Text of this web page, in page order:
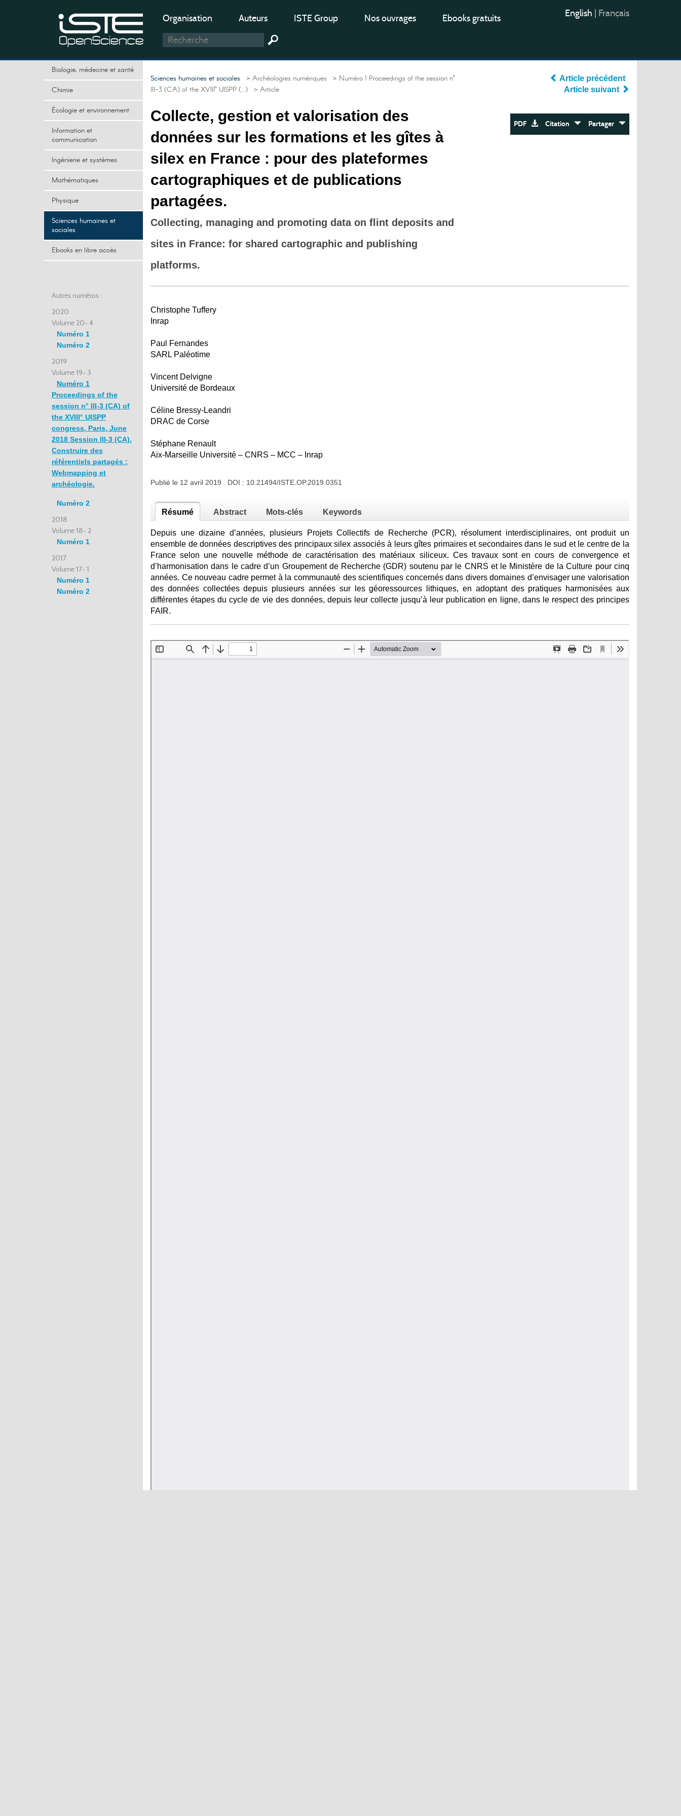
Organisation Auteurs ISTE Group Nos ouvrages Ebooks gratuits English Français
Biologie, médecine et santé
Chimie
Écologie et environnement
Information et
communication
Ingénierie et systèmes
Mathématiques
Physique
Sciences humaines et
sociales
Ebooks en libre accès
Autres numéros :
2020
Volume 20- 4
Numéro 1
Numéro 2
2019
Volume 19- 3
Numéro 1
Proceedings of the
session n° III-3 (CA) of
the XVIII° UISPP
congress, Paris, June
2018 Session III-3 (CA).
Construire des
référentiels partagés :
Webmapping et
archéologie.
Numéro 2
2018
Volume 18- 2
Numéro 1
2017
Volume 17- 1
Numéro 1
Numéro 2
Sciences humaines et sociales > Archéologies numériques > Numéro 1 Proceedings of the session n°
III-3 (CA) of the XVIII° UISPP (…) > Article
Collecte, gestion et valorisation des
données sur les formations et les gîtes à
silex en France : pour des plateformes
cartographiques et de publications
partagées.
Collecting, managing and promoting data on flint deposits and
sites in France: for shared cartographic and publishing
platforms.
Article précédent
Article suivant
PDF Citation Partager
Christophe Tuffery
Inrap
Paul Fernandes
SARL Paléotime
Vincent Delvigne
Université de Bordeaux
Céline Bressy-Leandri
DRAC de Corse
Stéphane Renault
Aix-Marseille Université – CNRS – MCC – Inrap
Publié le 12 avril 2019 DOI : 10.21494/ISTE.OP.2019.0351
Résumé Abstract Mots-clés Keywords
Depuis une dizaine d’années, plusieurs Projets Collectifs de Recherche (PCR), résolument interdisciplinaires, ont produit un
ensemble de données descriptives des principaux silex associés à leurs gîtes primaires et secondaires dans le sud et le centre de la
France selon une nouvelle méthode de caractérisation des matériaux siliceux. Ces travaux sont en cours de convergence et
d’harmonisation dans le cadre d’un Groupement de Recherche (GDR) soutenu par le CNRS et le Ministère de la Culture pour cinq
années. Ce nouveau cadre permet à la communauté des scientifiques concernés dans divers domaines d’envisager une valorisation
des données collectées depuis plusieurs années sur les géoressources lithiques, en adoptant des pratiques harmonisées aux
différentes étapes du cycle de vie des données, depuis leur collecte jusqu’à leur publication en ligne, dans le respect des principes
FAIR.